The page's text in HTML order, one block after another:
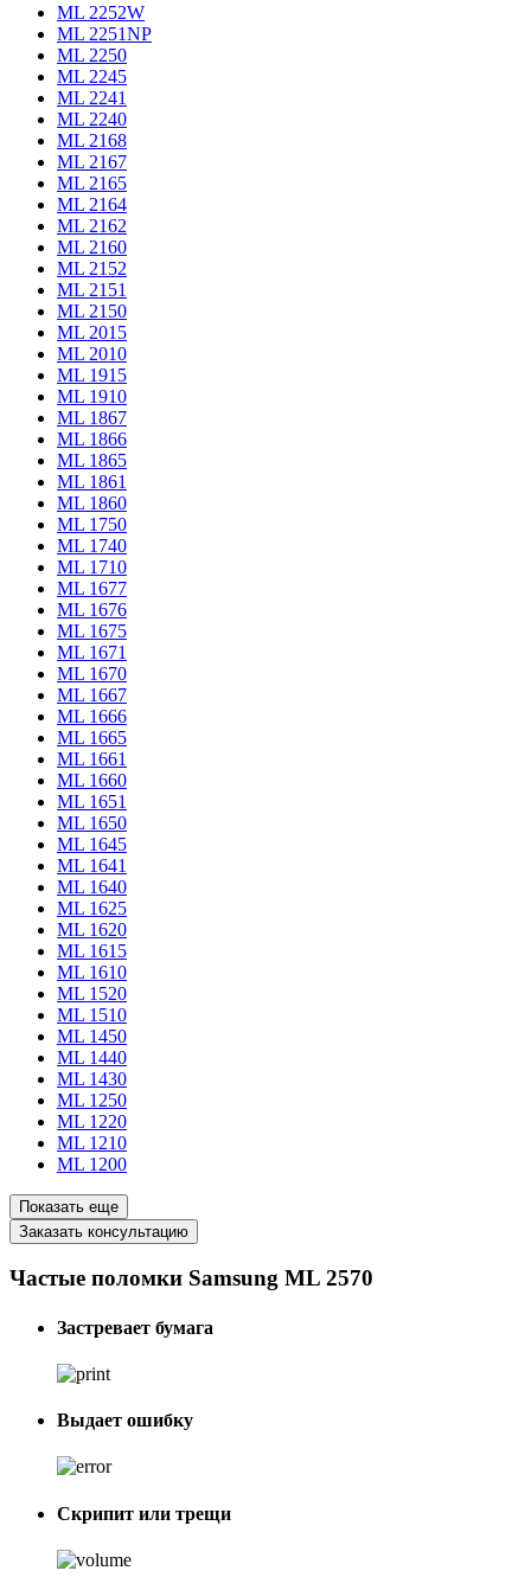
ML 2252W
ML 2251NP
ML 2250
ML 2245
ML 2241
ML 2240
ML 2168
ML 2167
ML 2165
ML 2164
ML 2162
ML 2160
ML 2152
ML 2151
ML 2150
ML 2015
ML 2010
ML 1915
ML 1910
ML 1867
ML 1866
ML 1865
ML 1861
ML 1860
ML 1750
ML 1740
ML 1710
ML 1677
ML 1676
ML 1675
ML 1671
ML 1670
ML 1667
ML 1666
ML 1665
ML 1661
ML 1660
ML 1651
ML 1650
ML 1645
ML 1641
ML 1640
ML 1625
ML 1620
ML 1615
ML 1610
ML 1520
ML 1510
ML 1450
ML 1440
ML 1430
ML 1250
ML 1220
ML 1210
ML 1200
Показать еще
Заказать консультацию
Частые поломки Samsung ML 2570
Застревает бумага
Выдает ошибку
Скрипит или трещи